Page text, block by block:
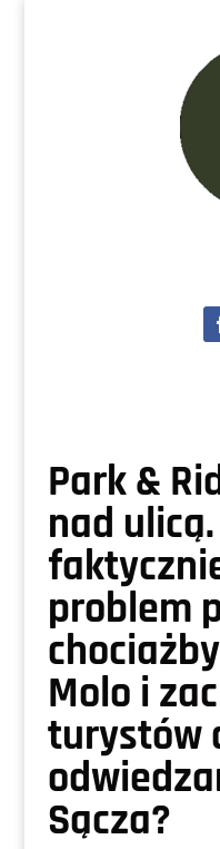
Park &
nad
problem
Molo i
turystów
Sącza?